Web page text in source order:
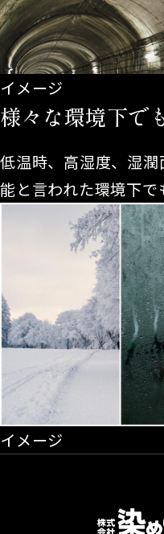
イメージ
様々な環境下で
低温時、高湿度、湿
能と言われた環境下で
イメージ